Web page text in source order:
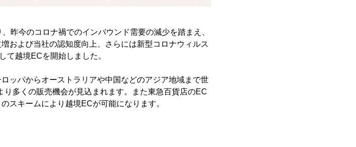
昨今のコロナ禍でのインバウンド需要の減少を踏まえ、
および当社の認知度向上、さらには新型コロナウィルス
て越境ECを開始しました。
ッパからオーストラリアや中国などのアジア地域まで世
多くの販売機会が見込まれます。また東急百貨店のEC
スキームにより越境ECが可能になります。